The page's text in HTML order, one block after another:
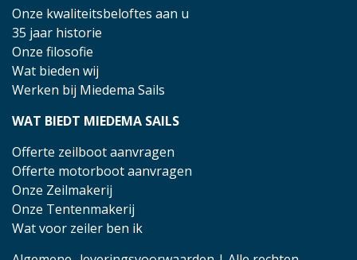
Onze kwaliteitsbeloftes aan u
35 jaar historie
Onze filosofie
Wat bieden wij
Werken bij Miedema Sails
WAT BIEDT MIEDEMA SAILS
Offerte zeilboot aanvragen
Offerte motorboot aanvragen
Onze Zeilmakerij
Onze Tentenmakerij
Wat voor zeiler ben ik